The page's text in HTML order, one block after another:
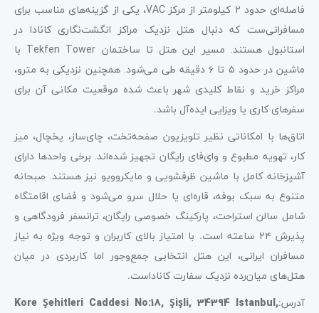
فاصله‌ای حدود ۲
کیلومتر از مرکز VAC، یکی از گزینه‌های مناسب برای
مسافرانی‌ست که دنبال هتل نزدیک مراکز انگشت‌نگاری کانادا در
استانبول هستند. مسیر این هتل تا ساختمان Tekfen Tower با
ماشین در حدود ۵
تا ۶ دقیقه طی می‌شود. همچنین نزدیکی به مترو،
مراکز خرید و نقاط کلیدی شهر باعث شده موقعیت مکانی آن برای
سفرهای کاری یا ویزایی ایده‌آل باشد.
اتاق‌ها با امکاناتی نظیر تلویزیون صفحه‌تخت، چای‌ساز، یخچال، میز
کار، تهویه مطبوع و وای‌فای رایگان تجهیز شده‌اند. برخی واحدها دارای
آشپزخانه‌ کامل با ماشین ظرفشویی و مایکروویو نیز هستند. صبحانه
متنوع به سبک بوفه، قاره‌ای یا حلال سرو می‌شود و فضای اقامتگاه
شامل سالن استراحت، پارکینگ خصوصی رایگان، ترانسفر فرودگاهی و
پذیرش ۲۴ ساعته است
. با امتیاز بالای کاربران و توجه ویژه به نیاز
مسافران ایرانی، این هتل انتخابی جمع‌وجور اما کاربردی در میان
هتل‌های میان‌رده نزدیک سفارت کاناداست.
آدرس:
Kore Şehitleri Caddesi No:18, Şişli, 34394 Istanbul,